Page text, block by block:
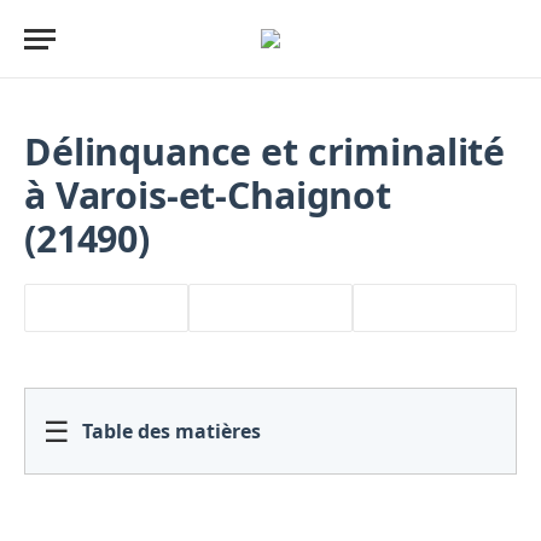
Délinquance et criminalité
à Varois-et-Chaignot
(21490)
☰ Table des matières